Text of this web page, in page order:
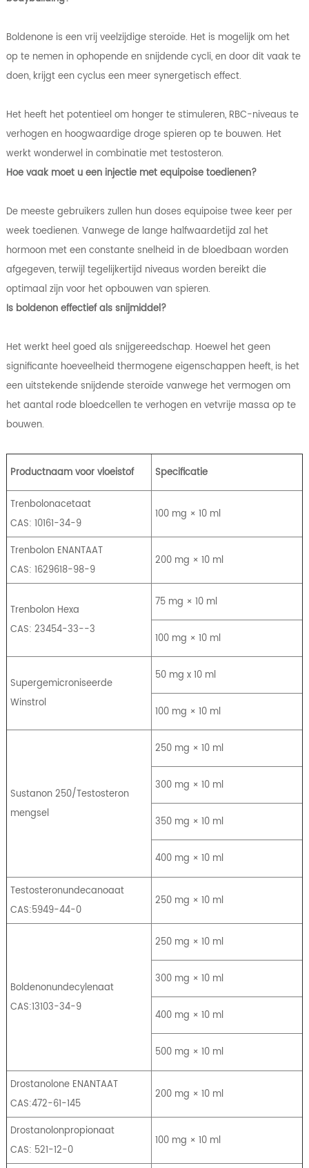
Boldenone is een vrij veelzijdige steroïde. Het is mogelijk om het
op te nemen in ophopende en snijdende cycli, en door dit vaak te
doen, krijgt een cyclus een meer synergetisch effect.
Het heeft het potentieel om honger te stimuleren, RBC-niveaus te
verhogen en hoogwaardige droge spieren op te bouwen. Het
werkt wonderwel in combinatie met testosteron.
Hoe vaak moet u een injectie met equipoise toedienen?
De meeste gebruikers zullen hun doses equipoise twee keer per
week toedienen. Vanwege de lange halfwaardetijd zal het
hormoon met een constante snelheid in de bloedbaan worden
afgegeven, terwijl tegelijkertijd niveaus worden bereikt die
optimaal zijn voor het opbouwen van spieren.
Is boldenon effectief als snijmiddel?
Het werkt heel goed als snijgereedschap. Hoewel het geen
significante hoeveelheid thermogene eigenschappen heeft, is het
een uitstekende snijdende steroïde vanwege het vermogen om
het aantal rode bloedcellen te verhogen en vetvrije massa op te
bouwen.
Productnaam voor vloeistof Specificatie
Trenbolonacetaat
CAS: 10161-34-9
100 mg × 10 ml
Trenbolon ENANTAAT
CAS: 1629618-98-9
200 mg × 10 ml
Trenbolon Hexa
CAS: 23454-33--3
75 mg × 10 ml
100 mg × 10 ml
Supergemicroniseerde
Winstrol
50 mg x 10 ml
100 mg × 10 ml
Sustanon 250/Testosteron
mengsel
250 mg × 10 ml
300 mg × 10 ml
350 mg × 10 ml
400 mg × 10 ml
Testosteronundecanoaat
CAS:5949-44-0
250 mg × 10 ml
Boldenonundecylenaat
CAS:13103-34-9
250 mg × 10 ml
300 mg × 10 ml
400 mg × 10 ml
500 mg × 10 ml
Drostanolone ENANTAAT
CAS:472-61-145
200 mg × 10 ml
Drostanolonpropionaat
CAS: 521-12-0
100 mg × 10 ml